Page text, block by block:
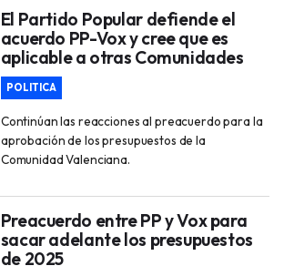
El Partido Popular defiende el
acuerdo PP-Vox y cree que es
aplicable a otras Comunidades
POLITICA
Continúan las reacciones al preacuerdo para la
aprobación de los presupuestos de la
Comunidad Valenciana.
Preacuerdo entre PP y Vox para
sacar adelante los presupuestos
de 2025